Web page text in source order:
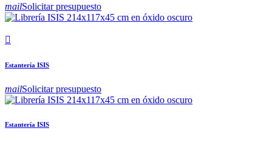
mailSolicitar presupuesto

Estantería ISIS
mailSolicitar presupuesto
Estantería ISIS